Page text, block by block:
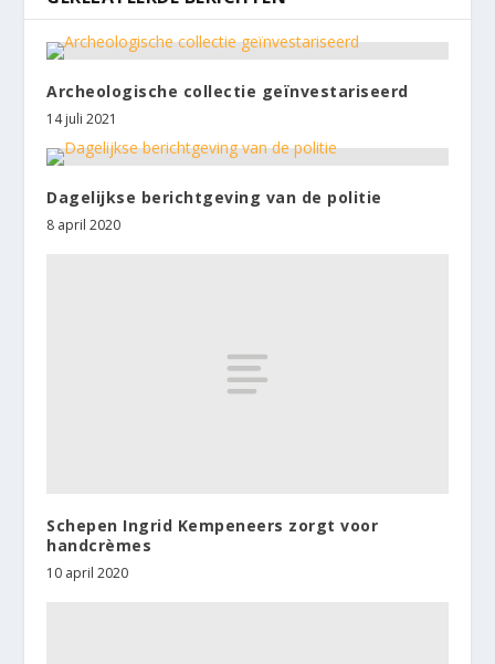
Archeologische collectie geïnvestariseerd
14 juli 2021
Dagelijkse berichtgeving van de politie
8 april 2020
Schepen Ingrid Kempeneers zorgt voor
handcrèmes
10 april 2020